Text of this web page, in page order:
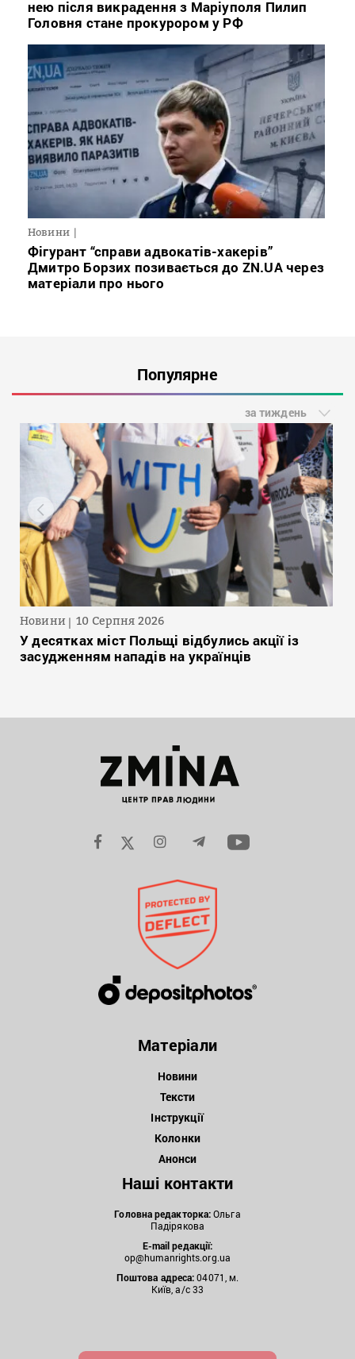
нею після викрадення з Маріуполя Пилип
Головня стане прокурором у РФ
Новини
Фігурант “справи адвокатів-хакерів”
Дмитро Борзих позивається до ZN.UA через
матеріали про нього
Популярне
за тиждень
Новини 10 Серпня 2026
У десятках міст Польщі відбулись акції із
засудженням нападів на українців
Матеріали
Новини
Тексти
Інструкції
Колонки
Анонси
Наші контакти
Головна редакторка:Ольга
Падірякова
E-mail редакції:
op@humanrights.org.ua
Поштова адреса:04071, м.
Київ, а/с 33